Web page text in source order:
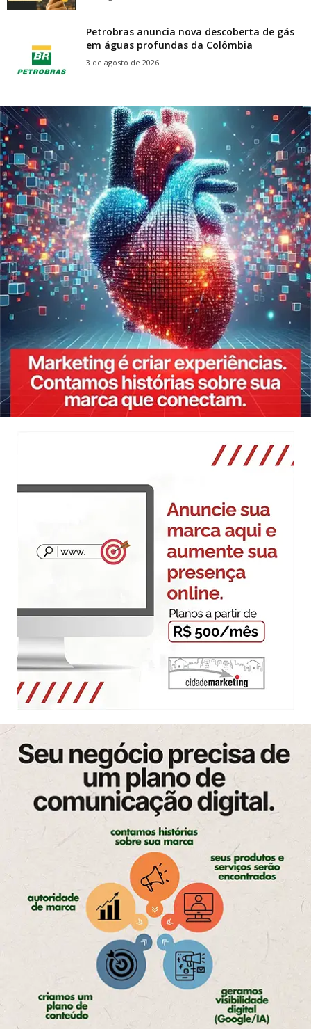
Petrobras anuncia nova descoberta de gás
em águas profundas da Colômbia
3 de agosto de 2026